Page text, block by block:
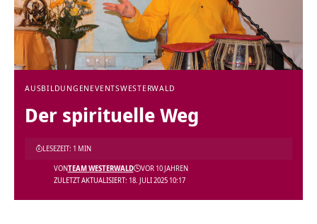
AUSBILDUNGEN EVENTSWESTERWALD
Der spirituelle Weg
ZULETZT AKTUALISIERT: 18. JULI 2025 10:17
VONTEAM WESTERWALD VOR 10 JAHREN
LESEZEIT: 1 MIN